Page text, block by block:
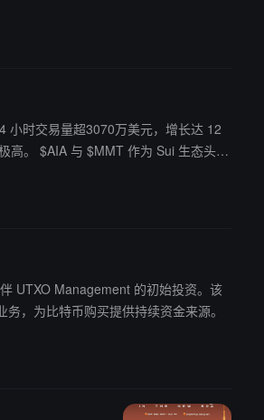
小时交易量超3070万美元，增长达 12
UTXO Management 的初始投资。该
，为比特币购买提供持续资金来源。